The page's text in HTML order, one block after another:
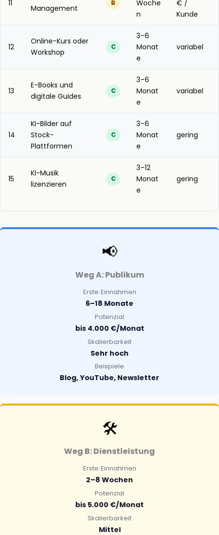
11
Management
B
Woche
n
€ /
Kunde
12
Online-Kurs oder
Workshop
C
3–6
Monat
e
variabel
13
E-Books und
digitale Guides
C
3–6
Monat
e
variabel
14
KI-Bilder auf
Stock-
Plattformen
C
3–6
Monat
e
gering
15
KI-Musik
lizenzieren
C
3–12
Monat
e
gering
📢
Weg A: Publikum
Erste Einnahmen
6–18 Monate
Potenzial
bis 4.000 €/Monat
Skalierbarkeit
Sehr hoch
Beispiele
Blog, YouTube, Newsletter
🛠️
Weg B: Dienstleistung
Erste Einnahmen
2–8 Wochen
Potenzial
bis 5.000 €/Monat
Skalierbarkeit
Mittel